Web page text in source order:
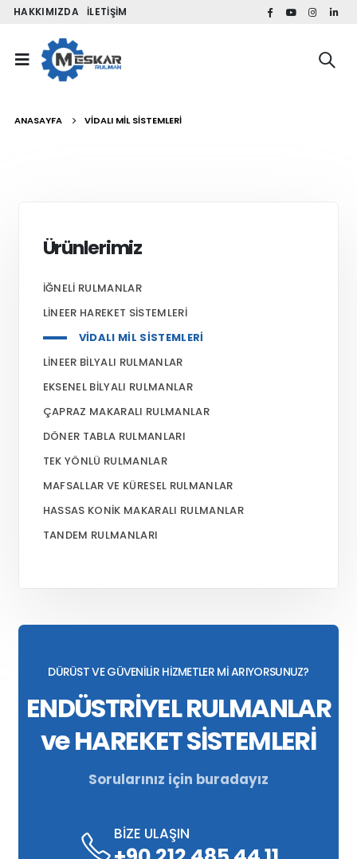
HAKKIMIZDA İLETIŞIM
ANASAYFA VIDALI MIL SISTEMLERI
Ürünlerimiz
İĞNELI RULMANLAR
LINEER HAREKET SISTEMLERI
VIDALI MIL SISTEMLERI
LINEER BILYALI RULMANLAR
EKSENEL BILYALI RULMANLAR
ÇAPRAZ MAKARALI RULMANLAR
DÖNER TABLA RULMANLARI
TEK YÖNLÜ RULMANLAR
MAFSALLAR VE KÜRESEL RULMANLAR
HASSAS KONIK MAKARALI RULMANLAR
TANDEM RULMANLARI
DÜRÜST VE GÜVENİLİR HİZMETLER Mİ ARIYORSUNUZ?
ENDÜSTRİYEL RULMANLAR
ve HAREKET SİSTEMLERİ
Sorularınız için buradayız
BİZE ULAŞIN